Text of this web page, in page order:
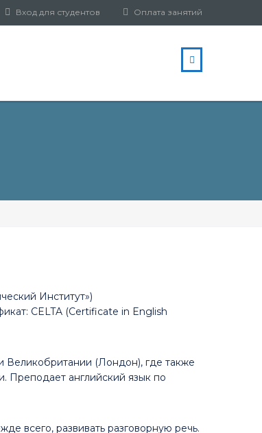
Оплата занятий
Вход для студентов
Институт»)
CELTA (Certificate in English
Великобритании (Лондон), где также
Преподает английский язык по
всего, развивать разговорную речь.